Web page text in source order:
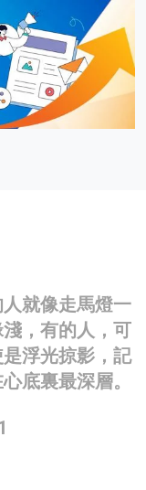
就像走馬燈一
，有的人，可
浮光掠影，記
底裏最深層。